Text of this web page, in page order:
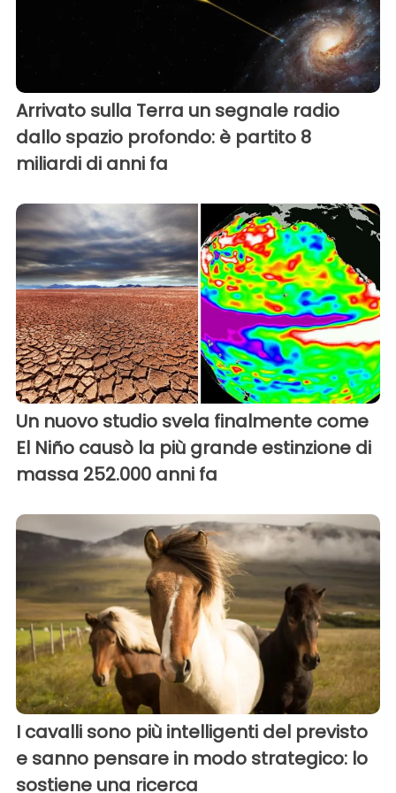
Arrivato sulla Terra un segnale radio
dallo spazio profondo: è partito 8
miliardi di anni fa
Un nuovo studio svela finalmente come
El Niño causò la più grande estinzione di
massa 252.000 anni fa
I cavalli sono più intelligenti del previsto
e sanno pensare in modo strategico: lo
sostiene una ricerca